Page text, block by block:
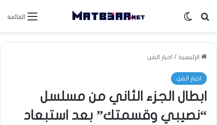
القائمة بحث عنالوضع المظلم
الرئيسية / اخبار الفن
اخبار الفن
ابطال الجزء الثاني من مسلسل
“نصيبي وقسمتك” بعد استبعاد